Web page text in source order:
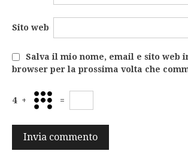
Sito web
Salva il mio nome, email e sito web
browser per la prossima volta che
4 + =